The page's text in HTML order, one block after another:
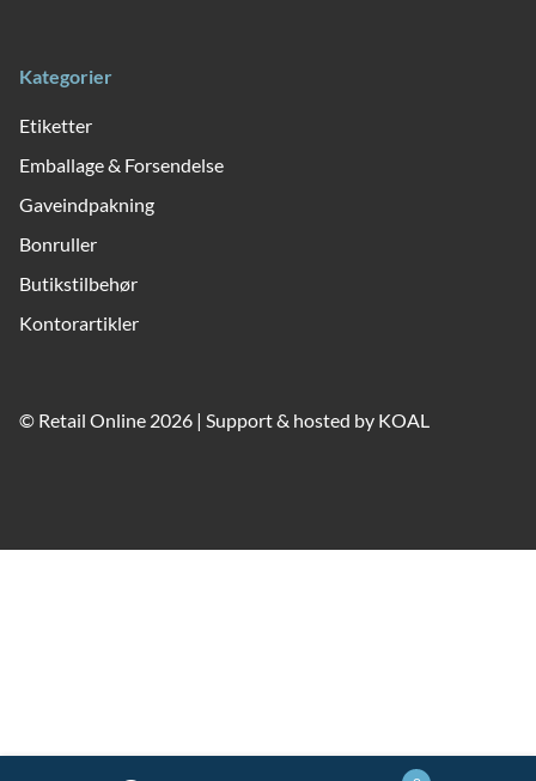
Kategorier
Etiketter
Emballage & Forsendelse
Gaveindpakning
Bonruller
Butikstilbehør
Kontorartikler
© Retail Online 2026 | Support & hosted by KOAL